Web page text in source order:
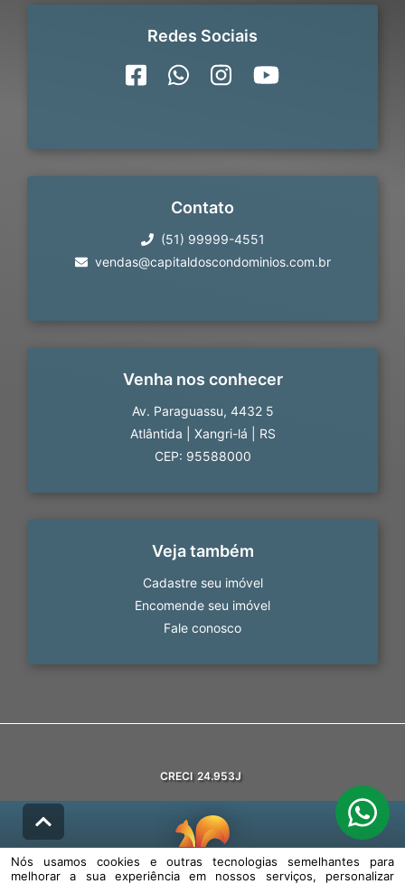
Redes Sociais
Contato
(51) 99999-4551
vendas@capitaldoscondominios.com.br
Venha nos conhecer
Av. Paraguassu, 4432 5
Atlântida
Xangri-lá
RS
CEP: 95588000
Veja também
Cadastre seu imóvel
Encomende seu imóvel
Fale conosco
CRECI 24.953J
© DESENVOLVIDO PELAAGIL.NET
Nós usamos cookies e outras tecnologias semelhantes para
melhorar a sua experiência em nossos serviços, personalizar